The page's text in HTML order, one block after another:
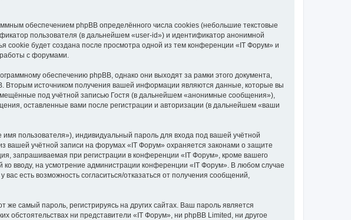
обеспечением phpBB определённого числа cookies (небольшие текстовые
пользователя (в дальнейшем «user-id») и идентификатор анонимной
cookie будет создана после просмотра одной из тем конференции «IT Форум» и
с форумами.
обеспечению phpBB, однако они выходят за рамки этого документа,
Вторым источником получения вашей информации являются данные, которые вы
под учётной записью Гостя (в дальнейшем «анонимные сообщения»),
оставленные вами после регистрации и авторизации (в дальнейшем «ваши
пользователя»), индивидуальный пароль для входа под вашей учётной
учётной записи на форумах «IT Форум» охраняется законами о защите
запрашиваемая при регистрации в конференции «IT Форум», кроме вашего
вводу, на усмотрение администрации конференции «IT Форум». В любом случае
есть возможность согласиться/отказаться от получения сообщений,
самый пароль, регистрируясь на других сайтах. Ваш пароль является
обстоятельствах ни представители «IT Форум», ни phpBB Limited, ни другое